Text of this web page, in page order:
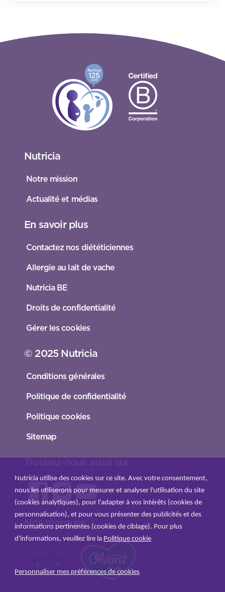
Nutricia
Notre mission
Actualité et médias
En savoir plus
Contactez nos diététiciennes
Allergie au lait de vache
Nutricia BE
Droits de confidentialité
Gérer les cookies
© 2025 Nutricia
Conditions générales
Politique de confidentialité
Politique cookies
Sitemap
Nos marques
Nutricia utilise des cookies sur ce site. Avec votre consentement,
nous les utiliserons pour mesurer et analyser l'utilisation du site
(cookies analytiques), pour l'adapter à vos intérêts (cookies de
personnalisation), et pour vous présenter des publicités et des
informations pertinentes (cookies de ciblage). Pour plus
d'informations, veuillez lire la Politique cookie
Personnaliser mes préférences de cookies